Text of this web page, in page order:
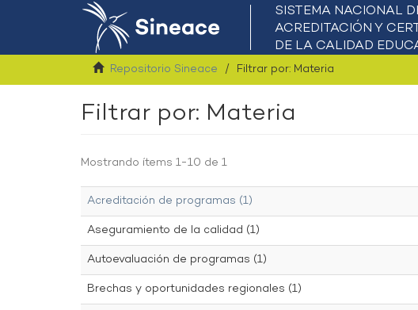
Repositorio Sineace Filtrar por: Materia
Filtrar por: Materia
Mostrando ítems 1-10 de 1
Acreditación de programas (1)
Aseguramiento de la calidad (1)
Autoevaluación de programas (1)
Brechas y oportunidades regionales (1)